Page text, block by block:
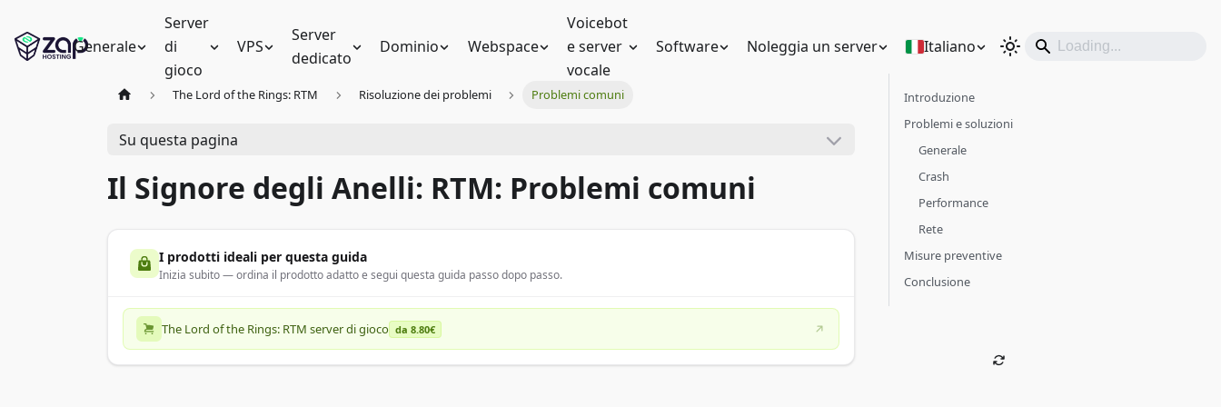
Generale
Server
di
gioco
VPS
Server
dedicato
Dominio Webspace
Voicebot
e server
vocale
Software Noleggia un server Italiano
The Lord of the Rings: RTM Risoluzione dei problemi Problemi comuni
Su questa pagina
Il Signore degli Anelli: RTM: Problemi comuni
I prodotti ideali per questa guida
Inizia subito — ordina il prodotto adatto e segui questa guida passo dopo passo.
The Lord of the Rings: RTM server di gioco da 8.80€
Introduzione
Problemi e soluzioni
Generale
Crash
Performance
Rete
Misure preventive
Conclusione